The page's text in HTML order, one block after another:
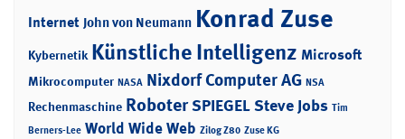
Internet John von Neumann Konrad Zuse
Kybernetik Künstliche Intelligenz Microsoft
Mikrocomputer NASA Nixdorf Computer AG NSA
Rechenmaschine RoboterSPIEGELSteve Jobs Tim
Berners-Lee World Wide Web Zilog Z80 Zuse KG